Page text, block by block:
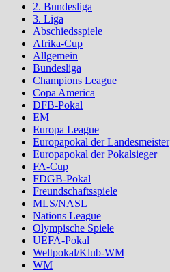
2. Bundesliga
3. Liga
Abschiedsspiele
Afrika-Cup
Allgemein
Bundesliga
Champions League
Copa America
DFB-Pokal
EM
Europa League
Europapokal der Landesmeister
Europapokal der Pokalsieger
FA-Cup
FDGB-Pokal
Freundschaftsspiele
MLS/NASL
Nations League
Olympische Spiele
UEFA-Pokal
Weltpokal/Klub-WM
WM